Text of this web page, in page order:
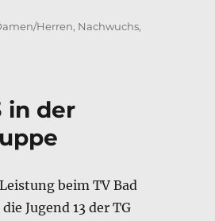
Herren, Nachwuchs,
in der
beim TV Bad
Jugend 13 der TG